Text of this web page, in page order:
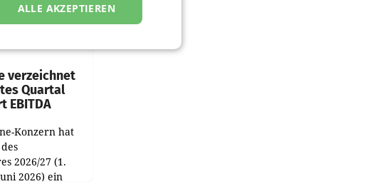
verzeichnet
Quartal
EBITDA
Konzern hat
2026/27 (1.
2026) ein
ALLE AKZEPTIEREN